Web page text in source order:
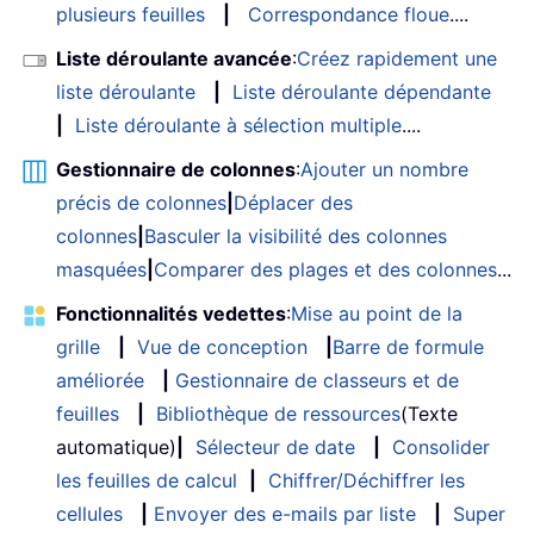
plusieurs feuilles
Correspondance floue....
Liste déroulante avancée:Créez rapidement une
liste déroulante
Liste déroulante dépendante
Liste déroulante à sélection multiple....
Gestionnaire de colonnes:Ajouter un nombre
précis de colonnes Déplacer des
colonnes Basculer la visibilité des colonnes
masquées Comparer des plages et des colonnes...
Fonctionnalités vedettes:Mise au point de la
grille
Vue de conception
Barre de formule
améliorée
Gestionnaire de classeurs et de
feuilles
Bibliothèque de ressources(Texte
automatique)
Sélecteur de date
Consolider
les feuilles de calcul
Chiffrer/Déchiffrer les
cellules
Envoyer des e-mails par liste
Super